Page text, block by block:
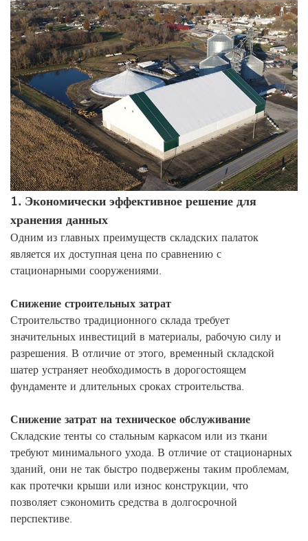
1. Экономически эффективное решение для
хранения данных
Одним из главных преимуществ складских палаток
является их доступная цена по сравнению с
стационарными сооружениями.
Снижение строительных затрат
Строительство традиционного склада требует
значительных инвестиций в материалы, рабочую силу и
разрешения. В отличие от этого, временный складской
шатер устраняет необходимость в дорогостоящем
фундаменте и длительных сроках строительства.
Снижение затрат на техническое обслуживание
Складские тенты со стальным каркасом или из ткани
требуют минимального ухода. В отличие от стационарных
зданий, они не так быстро подвержены таким проблемам,
как протечки крыши или износ конструкции, что
позволяет сэкономить средства в долгосрочной
перспективе.